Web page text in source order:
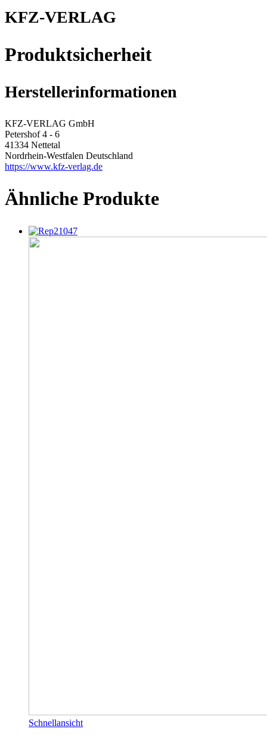
KFZ-VERLAG
Produktsicherheit
Herstellerinformationen
KFZ-VERLAG GmbH
Petershof 4 - 6
41334 Nettetal
Nordrhein-Westfalen Deutschland
https://www.kfz-verlag.de
Ähnliche Produkte
Schnellansicht